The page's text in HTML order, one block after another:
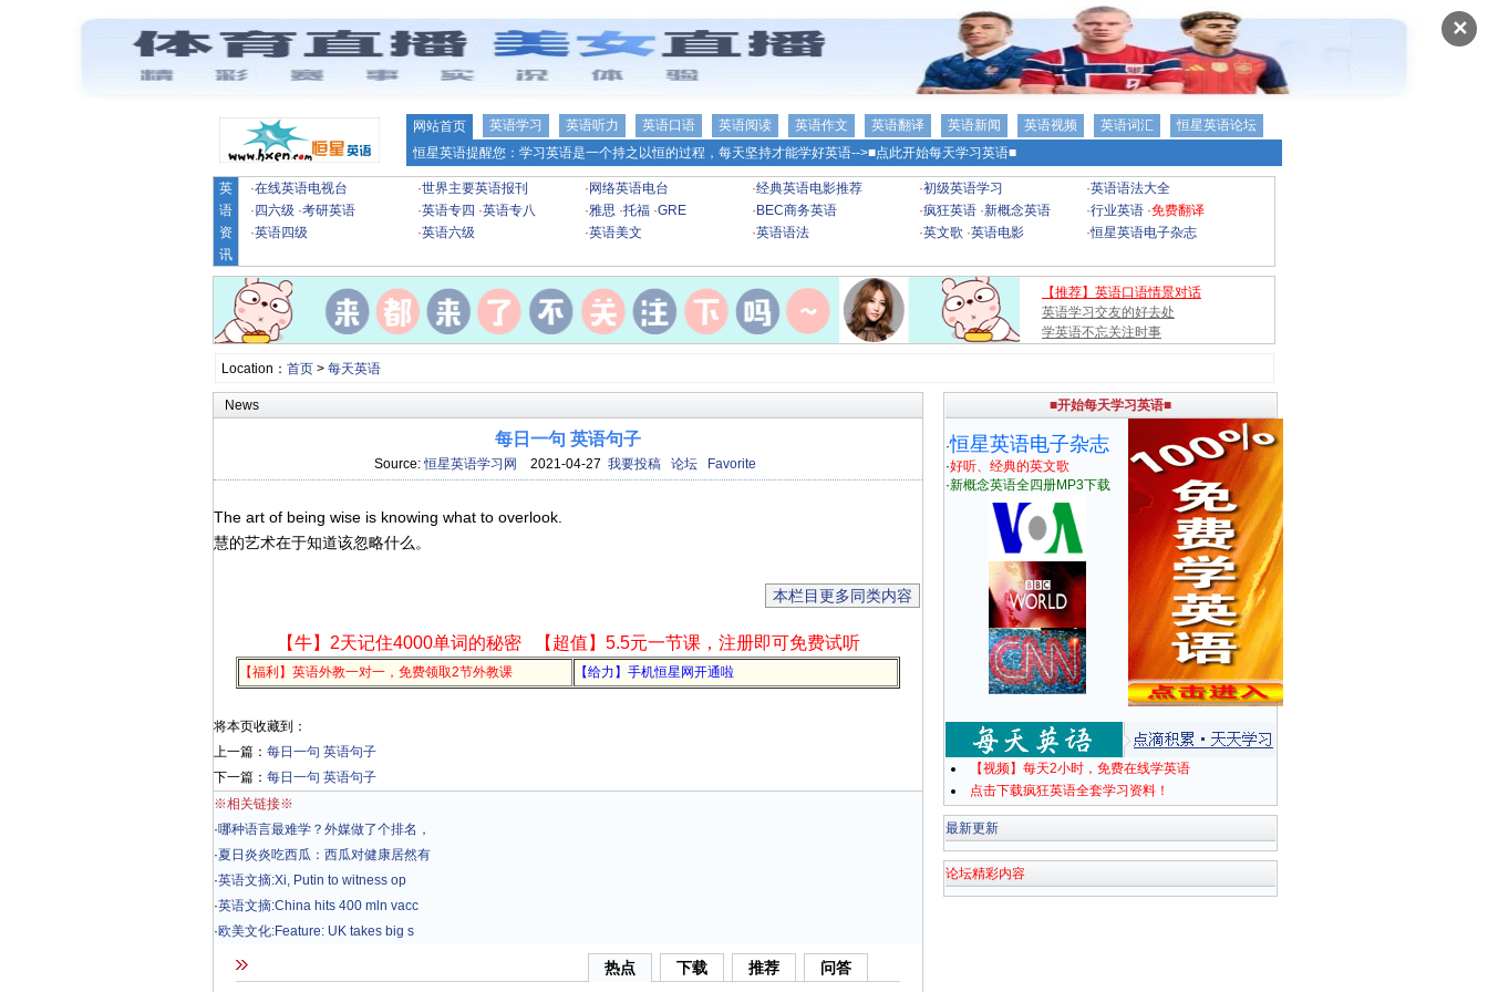
✕
网站首页 英语学习 英语听力 英语口语 英语阅读 英语作文 英语翻译 英语新闻 英语视频 英语词汇
恒星英语论坛
恒星英语提醒您：学习英语是一个持之以恒的过程，每天坚持才能学好英语-->■点此开始每天学习英语■
英
语
资
讯
·在线英语电视台 ·世界主要英语报刊 · 网络英语电台 ·经典英语电影推荐 ·初级英语学习 ·英语语法大全
· 四六级 ·考研英语 ·英语专四 ·英语专八 ·雅思 ·托福 ·GRE · BEC商务英语 ·疯狂英语 ·新概念英语 ·行业英语 ·免费翻译
·英语四级 ·英语六级 ·英语美文 ·英语语法 ·英文歌 ·英语电影 ·恒星英语电子杂志
【推荐】英语口语情景对话
英语学习交友的好去处
学英语不忘关注时事
Location： 首页> 每天英语
News
每日一句 英语句子
Source:恒星英语学习网 2021-04-27 我要投稿 论坛 Favorite
The art of being wise is knowing what to overlook.
慧的艺术在于知道该忽略什么。
本栏目更多同类内容
【牛】2天记住4000单词的秘密 【超值】5.5元一节课，注册即可免费试听
【福利】英语外教一对一，免费领取2节外教课 【给力】手机恒星网开通啦
将本页收藏到：
上一篇： 每日一句 英语句子
下一篇： 每日一句 英语句子
※相关链接※
·哪种语言最难学？外媒做了个排名，
·夏日炎炎吃西瓜：西瓜对健康居然有
·英语文摘:Xi, Putin to witness op
·英语文摘:China hits 400 mln vacc
·欧美文化:Feature: UK takes big s
热点 下载 推荐 问答
■开始每天学习英语■
·恒星英语电子杂志
·好听、经典的英文歌
·新概念英语全四册MP3下载
【视频】每天2小时，免费在线学英语
点击下载疯狂英语全套学习资料！
最新更新
论坛精彩内容